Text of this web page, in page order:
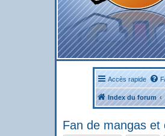
Accès rapide
Index du forum
Fan de mangas et